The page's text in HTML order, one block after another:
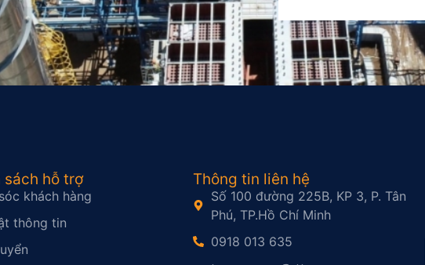
sách hỗ trợ
khách hàng
thông tin
Thông tin liên hệ
Số 100 đường 225B, KP 3, P. Tân
Phú, TP.Hồ Chí Minh
0918 013 635